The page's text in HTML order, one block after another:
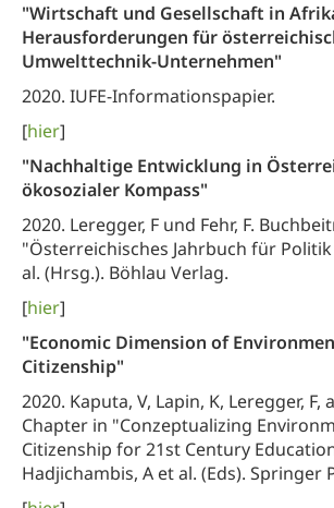
"Wirtschaft und Gesellschaft in
Herausforderungen für
Umwelttechnik-Unternehmen"
2020. IUFE-Informationspapier.
[hier]
"Nachhaltige Entwicklung in
ökosozialer Kompass"
2020. Leregger, F und Fehr, F.
"Österreichisches Jahrbuch für
al. (Hrsg.). Böhlau Verlag.
[hier]
"Economic Dimension of
Citizenship"
2020. Kaputa, V, Lapin, K, Leregger, F,
Chapter in "Conzeptualizing
Citizenship for 21st Century
Hadjichambis, A et al. (Eds). Springer